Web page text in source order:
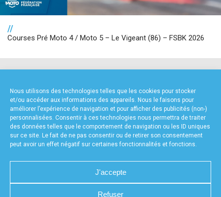
Nous utilisons des technologies telles que les cookies pour stocker
et/ou accéder aux informations des appareils. Nous le faisons pour
améliorer l’expérience de navigation et pour afficher des publicités (non-)
personnalisées. Consentir à ces technologies nous permettra de traiter
des données telles que le comportement de navigation ou les ID uniques
sur ce site. Le fait de ne pas consentir ou de retirer son consentement
peut avoir un effet négatif sur certaines fonctionnalités et fonctions.
J'accepte
Refuser
//
Courses Pré Moto 4 / Moto 5 – Le Vigeant (86) – FSBK 2026